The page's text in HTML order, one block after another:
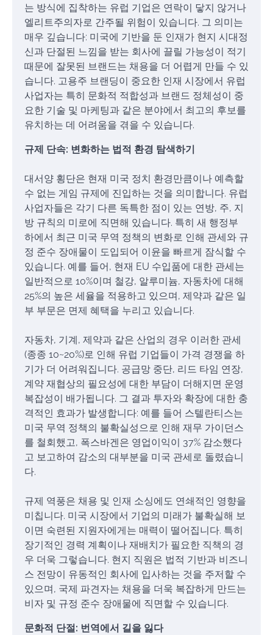
는 방식에 집착하는 유럽 기업은 연락이 닿지 않거나
엘리트주의자로 간주될 위험이 있습니다. 그 의미는
매우 깊습니다: 미국에 기반을 둔 인재가 현지 시대정
신과 단절된 느낌을 받는 회사에 끌릴 가능성이 적기
때문에 잘못된 브랜드는 채용을 더 어렵게 만들 수 있
습니다. 고용주 브랜딩이 중요한 인재 시장에서 유럽
사업자는 특히 문화적 적합성과 브랜드 정체성이 중
요한 기술 및 마케팅과 같은 분야에서 최고의 후보를
유치하는 데 어려움을 겪을 수 있습니다.
규제 단속: 변화하는 법적 환경 탐색하기
대서양 횡단은 현재 미국 정치 환경만큼이나 예측할
수 없는 게임 규제에 진입하는 것을 의미합니다. 유럽
사업자들은 각기 다른 독특한 점이 있는 연방, 주, 지
방 규칙의 미로에 직면해 있습니다. 특히 새 행정부
하에서 최근 미국 무역 정책의 변화로 인해 관세와 규
정 준수 장애물이 도입되어 이윤을 빠르게 잠식할 수
있습니다. 예를 들어, 현재 EU 수입품에 대한 관세는
일반적으로 10%이며 철강, 알루미늄, 자동차에 대해
25%의 높은 세율을 적용하고 있으며, 제약과 같은 일
부 부문은 면제 혜택을 누리고 있습니다.
자동차, 기계, 제약과 같은 산업의 경우 이러한 관세
(종종 10~20%)로 인해 유럽 기업들이 가격 경쟁을 하
기가 더 어려워집니다. 공급망 중단, 리드 타임 연장,
계약 재협상의 필요성에 대한 부담이 더해지면 운영
복잡성이 배가됩니다. 그 결과 투자와 확장에 대한 충
격적인 효과가 발생합니다: 예를 들어 스텔란티스는
미국 무역 정책의 불확실성으로 인해 재무 가이던스
를 철회했고, 폭스바겐은 영업이익이 37% 감소했다
고 보고하여 감소의 대부분을 미국 관세로 돌렸습니
다.
규제 역풍은 채용 및 인재 소싱에도 연쇄적인 영향을
미칩니다. 미국 시장에서 기업의 미래가 불확실해 보
이면 숙련된 지원자에게는 매력이 떨어집니다. 특히
장기적인 경력 계획이나 재배치가 필요한 직책의 경
우 더욱 그렇습니다. 현지 직원은 법적 기반과 비즈니
스 전망이 유동적인 회사에 입사하는 것을 주저할 수
있으며, 국제 파견자는 채용을 더욱 복잡하게 만드는
비자 및 규정 준수 장애물에 직면할 수 있습니다.
문화적 단절: 번역에서 길을 잃다